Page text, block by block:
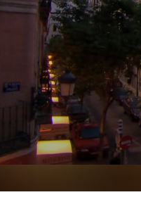
Liebe und Hass – Was ist Größe?